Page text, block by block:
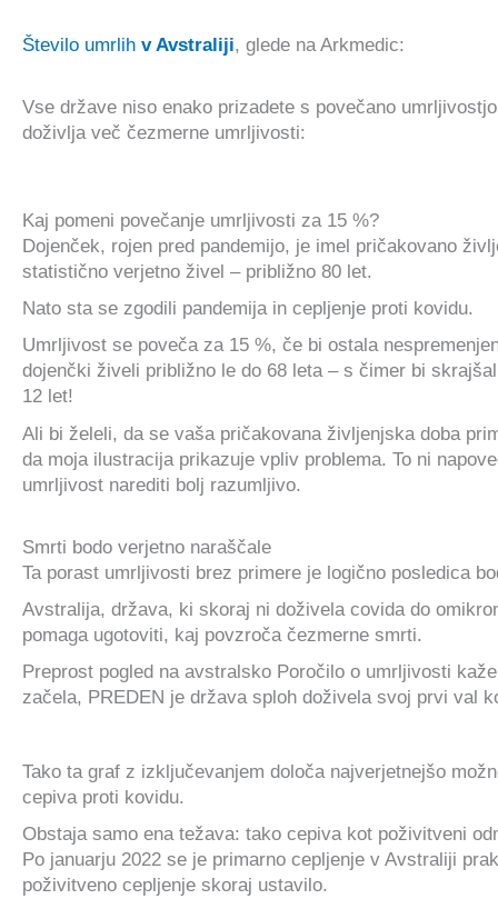
Število umrlih v Avstraliji, glede na Arkmedic:
Vse države niso enako prizadete s povečano
doživlja več čezmerne umrljivosti:
Kaj pomeni povečanje umrljivosti za 15 %?
Dojenček, rojen pred pandemijo, je imel pričakovano
statistično verjetno živel – približno 80 let.
Nato sta se zgodili pandemija in cepljenje proti kovidu.
Umrljivost se poveča za 15 %, če bi ostala
dojenčki živeli približno le do 68 leta – s čimer bi
12 let!
Ali bi želeli, da se vaša pričakovana življenjska doba
da moja ilustracija prikazuje vpliv problema. To ni
umrljivost narediti bolj razumljivo.
Smrti bodo verjetno naraščale
Ta porast umrljivosti brez primere je logično posledica
Avstralija, država, ki skoraj ni doživela covida do
pomaga ugotoviti, kaj povzroča čezmerne smrti.
Preprost pogled na avstralsko Poročilo o umrljivosti
začela, PREDEN je država sploh doživela svoj prvi val
Tako ta graf z izključevanjem določa najverjetnejšo
cepiva proti kovidu.
Obstaja samo ena težava: tako cepiva kot poživitveni
Po januarju 2022 se je primarno cepljenje v Avstraliji
poživitveno cepljenje skoraj ustavilo.